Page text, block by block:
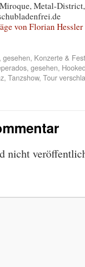
Metal-
von Florian Hessler
, gesehen, Konzerte &
, gesehen,
, Tanzshow, Tour
nicht